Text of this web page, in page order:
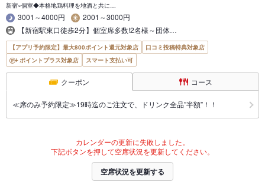
新宿×個室◆本格地鶏料理を地酒と共に…
3001～4000円
2001～3000円
【新宿駅東口徒歩2分】個室席多数!2名様～団体…
【アプリ予約限定】最大800ポイント還元対象店
口コミ投稿特典対象店
ポイントプラス対象店
スマート支払い可
クーポン コース
≪席のみ予約限定≫19時迄のご注文で、ドリンク全品”半額”！！
カレンダーの更新に失敗しました。
下記ボタンを押して空席状況を更新してください。
空席状況を更新する